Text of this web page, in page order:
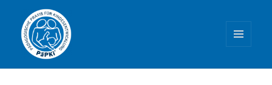
WIDGETS